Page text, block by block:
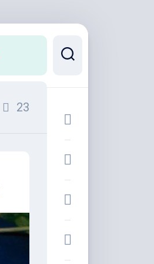
23